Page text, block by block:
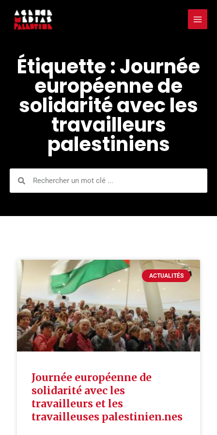
contenu
Étiquette : Journée
européenne de
solidarité avec les
travailleurs
palestiniens
ACTUALITÉS
Journée européenne de
solidarité avec les
travailleurs et les
travailleuses palestinien.nes